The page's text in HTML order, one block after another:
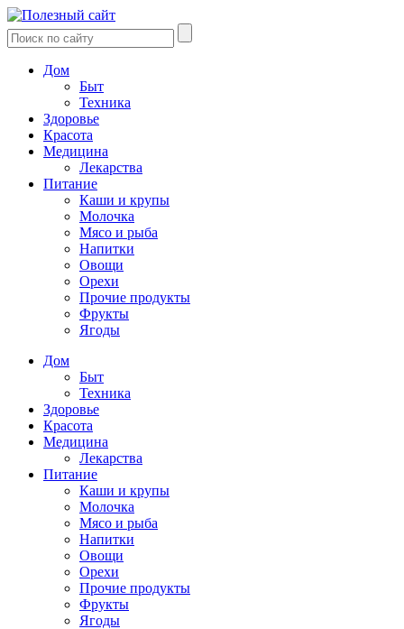
Дом
Быт
Техника
Здоровье
Красота
Медицина
Лекарства
Питание
Каши и крупы
Молочка
Мясо и рыба
Напитки
Овощи
Орехи
Прочие продукты
Фрукты
Ягоды
Дом
Быт
Техника
Здоровье
Красота
Медицина
Лекарства
Питание
Каши и крупы
Молочка
Мясо и рыба
Напитки
Овощи
Орехи
Прочие продукты
Фрукты
Ягоды